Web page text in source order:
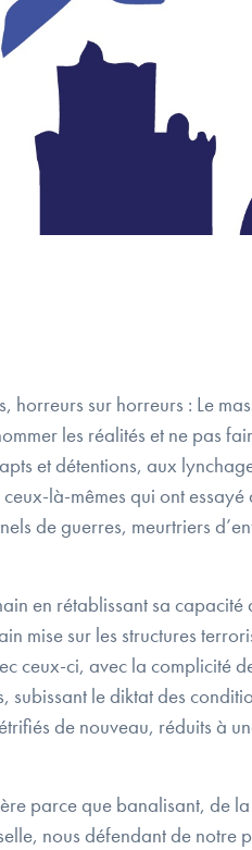
sur horreurs : Le
les réalités et ne pas
et détentions, aux
là-mêmes qui ont
de guerres, meurtriers
en rétablissant sa capacité
mise sur les structures
ceux-ci, avec la complicité
le diktat des
de nouveau, réduits à
parce que banalisant, de
nous défendant de notre